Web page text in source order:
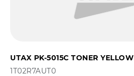
UTAX PK-5015C TONER YELLOW
1T02R7AUT0